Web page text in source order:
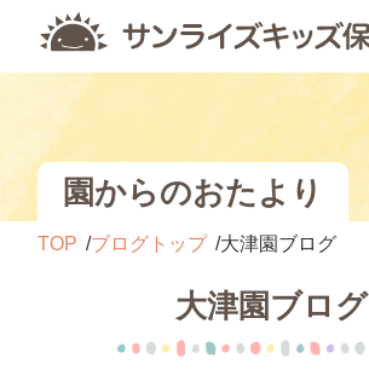
園からのおたより
TOP ブログトップ 大津園ブログ
大津園ブログ